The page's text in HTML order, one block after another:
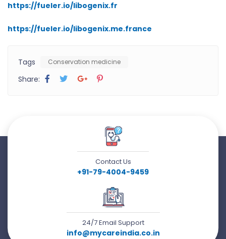
https://fueler.io/libogenix.fr
https://fueler.io/libogenix.me.france
Tags Conservation medicine
Share:
Contact Us
+91-79-4004-9459
24/7 Email Support
info@mycareindia.co.in